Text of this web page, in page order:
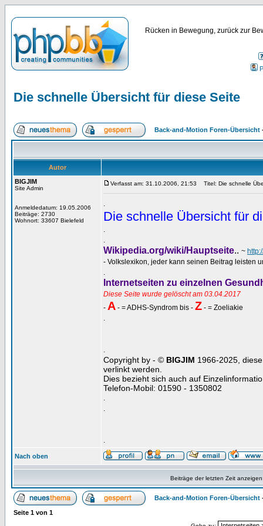
Rücken in Bewegung, zurück zur
Die schnelle Übersicht für diese Seite
Back-and-Motion Foren-Übersicht
Autor
BIGJIM
Site Admin
Anmeldedatum: 19.05.2006
Beiträge: 2730
Wohnort: 33607 Bielefeld
Verfasst am: 31.10.2006, 21:53 Titel: Die schnelle
.
Die schnelle Übersicht für
.
.
Wikipedia.org/wiki/Hauptseite.. ~
- Volkslexikon, jeder kann seinen Beitrag leisten
.
Internetseiten zu einzelnen
Diese Seite wurde gelöscht am 03.04.2017
- A - = ADHS-Syndrom bis - Z - = Zoeliakie
.
.
Copyright by - © BIGJIM 1966-2025,
verlinkt werden.
Dies bezieht sich auch auf
Telefon-Mobil: 01590 - 1350802
.
.
.
Nach oben
Beiträge der letzten Zeit
Back-and-Motion Foren-Übersicht
Seite 1 von 1